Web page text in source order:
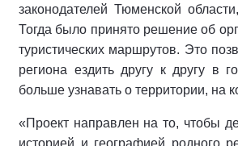
законодателей Тюменской
Тогда было принято решение об
туристических маршрутов. Это
региона ездить другу к другу в
больше узнавать о территории, на
«Проект направлен на то, чтобы
историей и географией родного